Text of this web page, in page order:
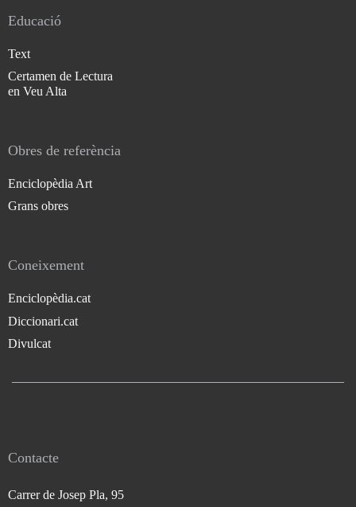
Educació
Text
Certamen de Lectura
en Veu Alta
Obres de referència
Enciclopèdia Art
Grans obres
Coneixement
Enciclopèdia.cat
Diccionari.cat
Divulcat
Contacte
Carrer de Josep Pla, 95